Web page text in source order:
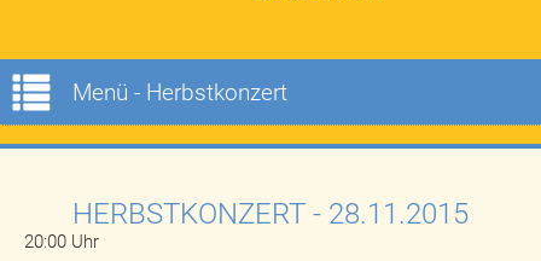
Menü - Herbstkonzert
HERBSTKONZERT - 28.11.2015
20:00 Uhr